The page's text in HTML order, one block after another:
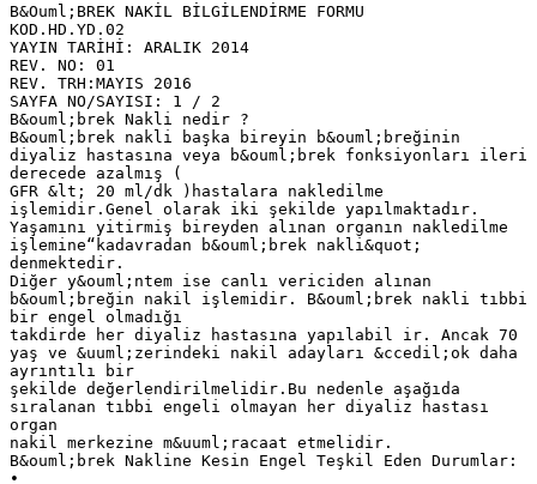
B&Ouml;BREK NAKİL BİLGİLENDİRME FORMU
KOD.HD.YD.02
YAYIN TARİHİ: ARALIK 2014
REV. NO: 01
REV. TRH:MAYIS 2016
SAYFA NO/SAYISI: 1 / 2
B&ouml;brek Nakli nedir ?
B&ouml;brek nakli başka bireyin b&ouml;breğinin
diyaliz hastasına veya b&ouml;brek fonksiyonları ileri
derecede azalmış (
GFR &lt; 20 ml/dk )hastalara nakledilme
işlemidir.Genel olarak iki şekilde yapılmaktadır.
Yaşamını yitirmiş bireyden alınan organın nakledilme
işlemine“kadavradan b&ouml;brek nakli&quot;
denmektedir.
Diğer y&ouml;ntem ise canlı vericiden alınan
b&ouml;breğin nakil işlemidir. B&ouml;brek nakli tıbbi
bir engel olmadığı
takdirde her diyaliz hastasına yapılabil ir. Ancak 70
yaş ve &uuml;zerindeki nakil adayları &ccedil;ok daha
ayrıntılı bir
şekilde değerlendirilmelidir.Bu nedenle aşağıda
sıralanan tıbbi engeli olmayan her diyaliz hastası
organ
nakil merkezine m&uuml;racaat etmelidir.
B&ouml;brek Nakline Kesin Engel Teşkil Eden Durumlar:
•